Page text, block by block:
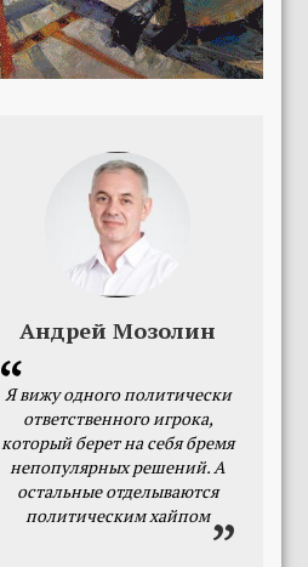
Андрей Мозолин
Я вижу одного политически
ответственного игрока,
который берет на себя бремя
непопулярных решений. А
остальные отделываются
политическим хайпом